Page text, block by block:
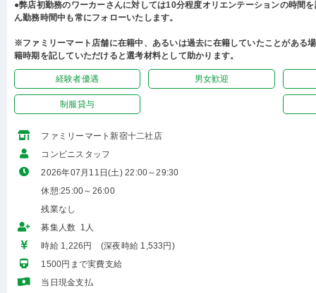
●弊店初勤務のワーカーさんに対しては10分程度オリエンテーションの時間
ん勤務時間中も常にフォローいたします。
※ファミリーマート店舗に在籍中、あるいは過去に在籍していたことがある
籍時期を記していただけると選考材料として助かります。
経験者優遇 男女歓迎
制服貸与
ファミリーマート新宿十二社店
コンビニスタッフ
2026年07月11日(土) 22:00～29:30
休憩:25:00～26:00
残業なし
募集人数 1人
時給 1,226円 (深夜時給 1,533円)
1500円まで実費支給
当日現金支払